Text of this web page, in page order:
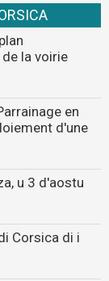
la voirie
en
d'une
u 3 d'aostu
Corsica di i